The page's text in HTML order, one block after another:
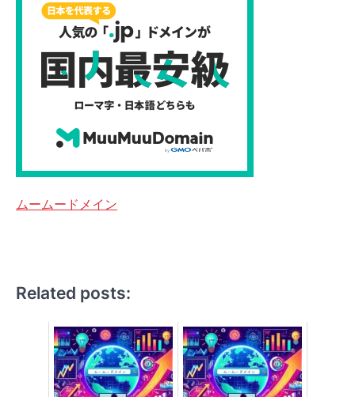
ムームードメイン
Related posts: